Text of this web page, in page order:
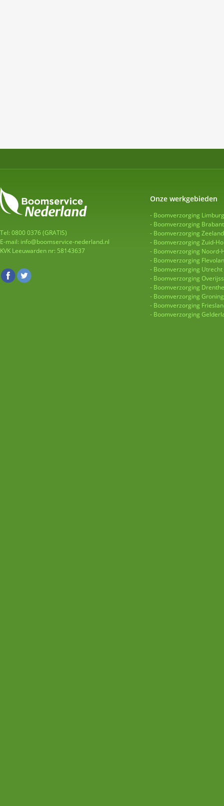
Tel: 0800 0376 (GRATIS)
E-mail: info@boomservice-nederland.nl
KVK Leeuwarden nr: 58143637
Onze werkgebieden
Boomverzorging Limburg
Boomverzorging Brabant
Boomverzorging Zeeland
Boomverzorging Zuid-
Boomverzorging Noord-
Boomverzorging
Boomverzorging Utrecht
Boomverzorging
Boomverzorging Drenthe
Boomverzorging
Boomverzorging
Boomverzorging